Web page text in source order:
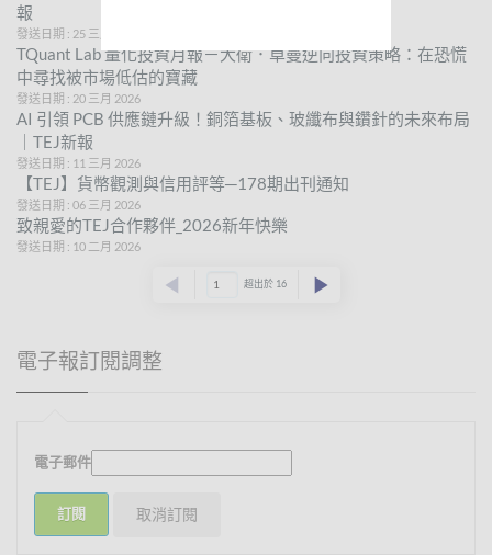
報
發送日期 : 25 三月 2026
TQuant Lab 量化投資月報－大衛．卓曼逆向投資策略：在恐慌
中尋找被市場低估的寶藏
發送日期 : 20 三月 2026
AI 引領 PCB 供應鏈升級！銅箔基板、玻纖布與鑽針的未來布局
｜TEJ新報
發送日期 : 11 三月 2026
【TEJ】貨幣觀測與信用評等─178期出刊通知
發送日期 : 06 三月 2026
致親愛的TEJ合作夥伴_2026新年快樂
發送日期 : 10 二月 2026
超出於 16
電子報訂閱調整
電子郵件